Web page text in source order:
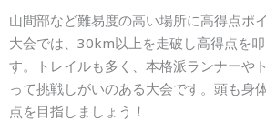
山間部など難易度の高い場所に高得点ポ
大会では、30km以上を走破し高得点を
す。トレイルも多く、本格派ランナーや
って挑戦しがいのある大会です。頭も身
点を目指しましょう！